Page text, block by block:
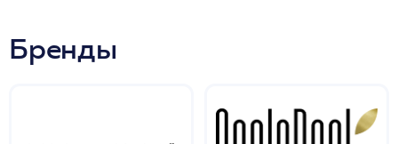
Бренды